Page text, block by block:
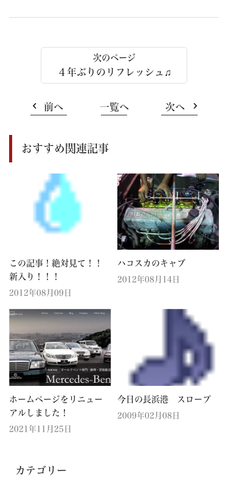
４年ぶりのリフレッシュ♫
前へ 一覧へ 次へ
おすすめ関連記事
この記事！絶対見て！！
新入り！！！
2012年08月09日
ハコスカのキャブ
2012年08月14日
ホームページをリニュー
アルしました！
2021年11月25日
今日の長浜港 スロープ
2009年02月08日
カテゴリー